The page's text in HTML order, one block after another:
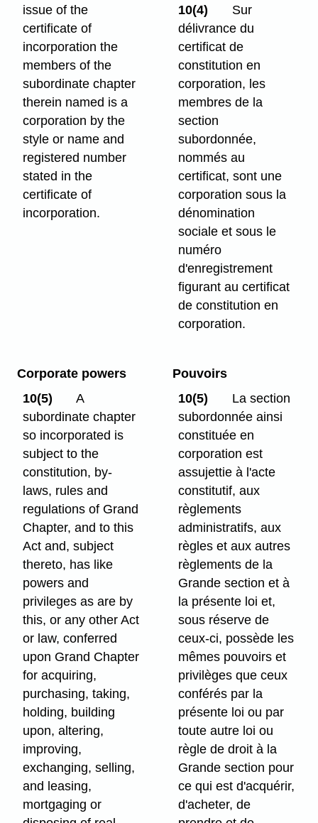
issue of the
certificate of
incorporation the
members of the
subordinate chapter
therein named is a
corporation by the
style or name and
registered number
stated in the
certificate of
incorporation.
10(4)
Sur
délivrance du
certificat de
constitution en
corporation, les
membres de la
section
subordonnée,
nommés au
certificat, sont une
corporation sous la
dénomination
sociale et sous le
numéro
d'enregistrement
figurant au certificat
de constitution en
corporation.
Corporate powers
10(5)
A
subordinate chapter
so incorporated is
subject to the
constitution, by-
laws, rules and
regulations of Grand
Chapter, and to this
Act and, subject
thereto, has like
powers and
privileges as are by
this, or any other Act
or law, conferred
upon Grand Chapter
for acquiring,
purchasing, taking,
holding, building
upon, altering,
improving,
exchanging, selling,
and leasing,
mortgaging or
Pouvoirs
10(5)
La section
subordonnée ainsi
constituée en
corporation est
assujettie à l'acte
constitutif, aux
règlements
administratifs, aux
règles et aux autres
règlements de la
Grande section et à
la présente loi et,
sous réserve de
ceux-ci, possède les
mêmes pouvoirs et
privilèges que ceux
conférés par la
présente loi ou par
toute autre loi ou
règle de droit à la
Grande section pour
ce qui est d'acquérir,
d'acheter, de